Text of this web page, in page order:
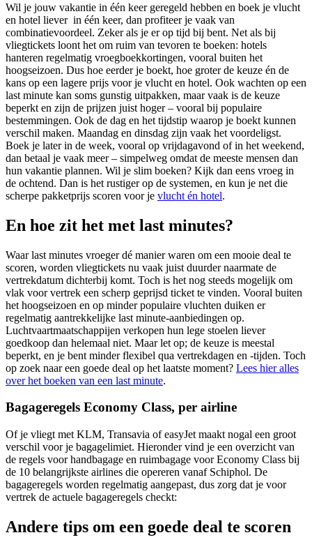
Wil je jouw vakantie in één keer geregeld hebben en boek je vlucht
en hotel liever in één keer, dan profiteer je vaak van
combinatievoordeel. Zeker als je er op tijd bij bent. Net als bij
vliegtickets loont het om ruim van tevoren te boeken: hotels
hanteren regelmatig vroegboekkortingen, vooral buiten het
hoogseizoen. Dus hoe eerder je boekt, hoe groter de keuze én de
kans op een lagere prijs voor je vlucht en hotel. Ook wachten op een
last minute kan soms gunstig uitpakken, maar vaak is de keuze
beperkt en zijn de prijzen juist hoger – vooral bij populaire
bestemmingen. Ook de dag en het tijdstip waarop je boekt kunnen
verschil maken. Maandag en dinsdag zijn vaak het voordeligst.
Boek je later in de week, vooral op vrijdagavond of in het weekend,
dan betaal je vaak meer – simpelweg omdat de meeste mensen dan
hun vakantie plannen. Wil je slim boeken? Kijk dan eens vroeg in
de ochtend. Dan is het rustiger op de systemen, en kun je net die
scherpe pakketprijs scoren voor je vlucht én hotel.
En hoe zit het met last minutes?
Waar last minutes vroeger dé manier waren om een mooie deal te
scoren, worden vliegtickets nu vaak juist duurder naarmate de
vertrekdatum dichterbij komt. Toch is het nog steeds mogelijk om
vlak voor vertrek een scherp geprijsd ticket te vinden. Vooral buiten
het hoogseizoen en op minder populaire vluchten duiken er
regelmatig aantrekkelijke last minute-aanbiedingen op.
Luchtvaartmaatschappijen verkopen hun lege stoelen liever
goedkoop dan helemaal niet. Maar let op; de keuze is meestal
beperkt, en je bent minder flexibel qua vertrekdagen en -tijden. Toch
op zoek naar een goede deal op het laatste moment? Lees hier alles
over het boeken van een last minute.
Bagageregels Economy Class, per airline
Of je vliegt met KLM, Transavia of easyJet maakt nogal een groot
verschil voor je bagagelimiet. Hieronder vind je een overzicht van
de regels voor handbagage en ruimbagage voor Economy Class bij
de 10 belangrijkste airlines die opereren vanaf Schiphol. De
bagageregels worden regelmatig aangepast, dus zorg dat je voor
vertrek de actuele bagageregels checkt:
Andere tips om een goede deal te scoren